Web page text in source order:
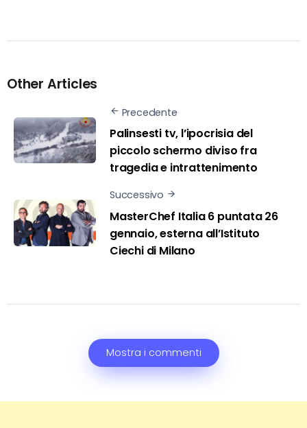
Other Articles
Precedente
Palinsesti tv, l’ipocrisia del
piccolo schermo diviso fra
tragedia e intrattenimento
Successivo
MasterChef Italia 6 puntata 26
gennaio, esterna all’Istituto
Ciechi di Milano
Mostra i commenti